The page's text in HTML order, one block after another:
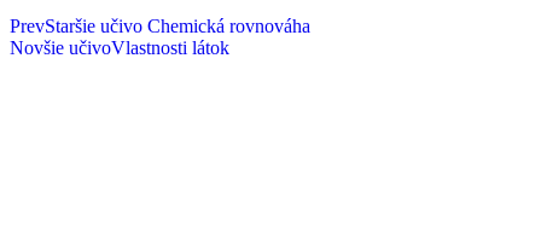
PrevStaršie učivo Chemická rovnováha
Novšie učivoVlastnosti látok